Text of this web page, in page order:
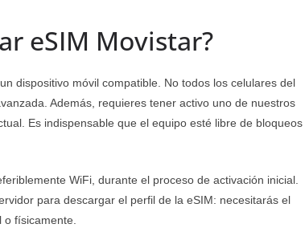
eSIM Movistar?
dispositivo móvil compatible. No todos los celulares del
Además, requieres tener activo uno de nuestros
Es indispensable que el equipo esté libre de bloqueos
WiFi, durante el proceso de activación inicial.
para descargar el perfil de la eSIM: necesitarás el
físicamente.